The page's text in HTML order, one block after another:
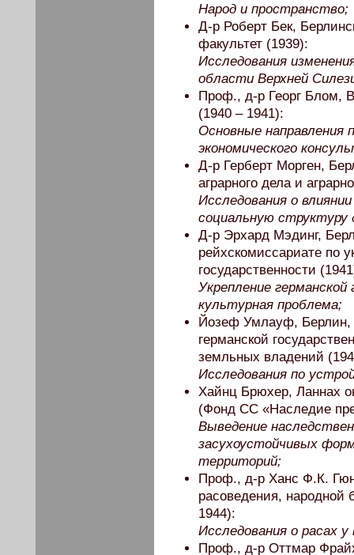
Народ и пространство;
Д-р Роберт Бек,
факультет (1939):
Исследования
области Верхней
Проф., д-р Георг Блом,
(1940 – 1941):
Основные направления
экономического
Д-р Герберт Морген,
аграрного дела и
Исследования о
социальную структуру
Д-р Эрхард Мэдинг,
рейхскомиссариате по
государственности
Укрепление
культурная проблема;
Йозеф Умлауф, Берлин,
германской
земльных владений
Исследования по
Хайнц Брюхер, Ланнах
(Фонд СС «Наследие
Выведение
засухоустойчивых
территорий;
Проф., д-р Ханс Ф.К.
расоведения, народной
1944):
Исследования о расах у
Проф., д-р Оттмар